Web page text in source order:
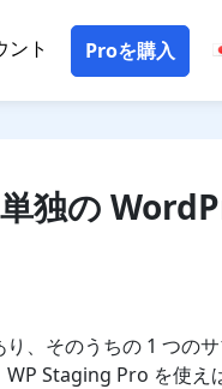
ント Proを購入
独の
、そのうちの 1 つの
Staging Pro を使え